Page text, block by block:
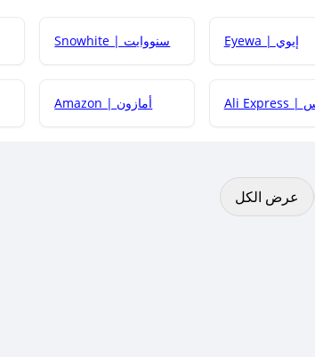
Snowhite | سنووايت Eyewa | إيوي
Amazon | أمازون
عرض الكل